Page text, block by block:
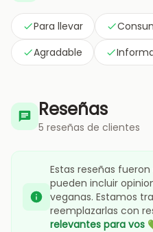
Para llevar
Agradable
Reseñas
5 reseñas de clientes
Estas reseñas fueron
pueden incluir
veganas. Estamos
reemplazarlas con
relevantes para vos